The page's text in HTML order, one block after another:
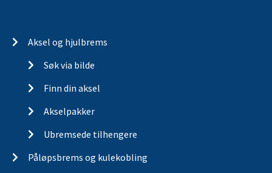
Aksel og hjulbrems
Søk via bilde
Finn din aksel
Akselpakker
Ubremsede tilhengere
Påløpsbrems og kulekobling